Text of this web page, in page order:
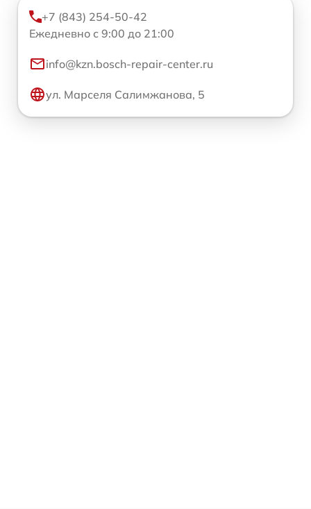
+7 (843) 254-50-42
Ежедневно с 9:00 до 21:00
info@kzn.bosch-repair-center.ru
ул. Марселя Салимжанова, 5